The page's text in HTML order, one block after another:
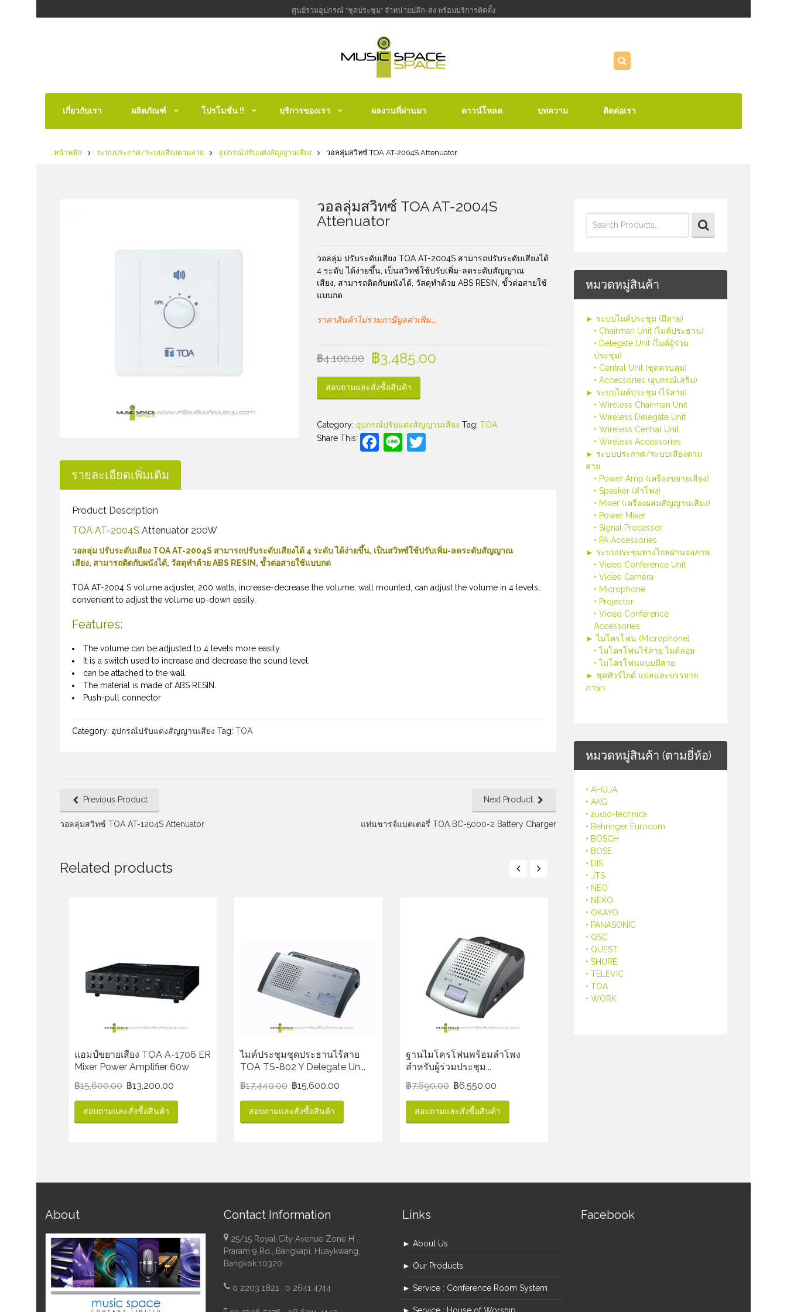
ศูนย์รวมอุปกรณ์ "ชุดประชุม" จำหน่ายปลีก-ส่ง พร้อมบริการติดตั้ง
เกี่ยวกับเรา ผลิตภัณฑ์ โปรโมชั่น !! บริการของเรา ผลงานที่ผ่านมา ดาวน์โหลด บทความ ติดต่อเรา
หน้าหลัก ระบบประกาศ/ระบบเสียงตามสาย อุปกรณ์ปรับแต่งสัญญานเสียง วอลลุ่มสวิทซ์ TOA AT-2004S Attenuator
for:
หมวดหมู่สินค้า
► ระบบไมค์ประชุม (มีสาย)
• Chairman Unit (ไมค์ประธาน)
• Delegate Unit (ไมค์ผู้ร่วม
ประชุม)
• Central Unit (ชุดควบคุม)
• Accessories (อุปกรณ์เสริม)
► ระบบไมค์ประชุม (ไร้สาย)
• Wireless Chairman Unit
• Wireless Delegate Unit
• Wireless Central Unit
• Wireless Accessories
► ระบบประกาศ/ระบบเสียงตาม
สาย
• Power Amp (เครื่องขยายเสียง)
• Speaker (ลำโพง)
• Mixer (เครื่องผสมสัญญานเสียง)
• Power Mixer
• Signal Processor
• PA Accessories
► ระบบประชุมทางไกลผ่านจอภาพ
• Video Conference Unit
• Video Camera
• Microphone
• Projector
• Video Conference
Accessories
► ไมโครโฟน (Microphone)
• ไมโครโฟนไร้สาย ไมค์ลอย
• ไมโครโฟนแบบมีสาย
► ชุดทัวร์ไกด์ แปลและบรรยาย
ภาษา
หมวดหมู่สินค้า (ตามยี่ห้อ)
• AHUJA
• AKG
• audio-technica
• Behringer Eurocom
• BOSCH
• BOSE
• DIS
• JTS
• NEO
• NEXO
• OKAYO
• PANASONIC
• QSC
• QUEST
• SHURE
• TELEVIC
• TOA
• WORK
วอลลุ่มสวิทซ์ TOA AT-2004S
Attenuator
วอลลุ่ม ปรับระดับเสียง TOA AT-2004S สามารถปรับระดับเสียงได้
4 ระดับ ได้ง่ายขึ้น, เป็นสวิทซ์ใช้ปรับเพิ่ม-ลดระดับสัญญาณ
เสียง, สามารถติดกับผนังได้, วัสดุทำด้วย ABS RESIN, ขั้วต่อสายใช้
แบบกด
ราคาสินค้าไม่รวมภาษีมูลค่าเพิ่ม…..
฿4,100.00 ฿3,485.00
สอบถามและสั่งซื้อสินค้า
Category: อุปกรณ์ปรับแต่งสัญญานเสียง Tag: TOA
Share This:
Facebook
LineTwitter
รายละเอียดเพิ่มเติม
Product Description
TOA AT-2004S Attenuator 200W
วอลลุ่ม ปรับระดับเสียง TOA AT-2004S สามารถปรับระดับเสียงได้ 4 ระดับ ได้ง่ายขึ้น, เป็นสวิทซ์ใช้ปรับเพิ่ม-ลดระดับสัญญาณ
เสียง, สามารถติดกับผนังได้, วัสดุทำด้วย ABS RESIN, ขั้วต่อสายใช้แบบกด
TOA AT-2004 S volume adjuster, 200 watts, increase-decrease the volume, wall mounted, can adjust the volume in 4 levels,
convenient to adjust the volume up-down easily.
Features:
The volume can be adjusted to 4 levels more easily.
It is a switch used to increase and decrease the sound level.
can be attached to the wall
The material is made of ABS RESIN.
Push-pull connector
Category: อุปกรณ์ปรับแต่งสัญญานเสียง Tag: TOA
Previous Product
วอลลุ่มสวิทซ์ TOA AT-1204S Attenuator
Next Product
แท่นชารจ์แบตเตอรี่ TOA BC-5000-2 Battery Charger
Related products
แอมป์ขยายเสียง TOA A-1706 ER
Mixer Power Amplifier 60w
฿15,600.00 ฿13,200.00
สอบถามและสั่งซื้อสินค้า
ไมค์ประชุมชุดประธานไร้สาย
TOA TS-802 Y Delegate Un...
฿17,440.00 ฿15,600.00
สอบถามและสั่งซื้อสินค้า
ฐานไมโครโฟนพร้อมลำโพง
สำหรับผู้ร่วมประชุม...
฿7,690.00 ฿6,550.00
สอบถามและสั่งซื้อสินค้า
About Contact Information
25/15 Royal City Avenue Zone H ,
Praram 9 Rd., Bangkapi, Huaykwang,
Bangkok 10320
0 2203 1821 , 0 2641 4744
Links
► About Us
► Our Products
► Service : Conference Room System
Facebook